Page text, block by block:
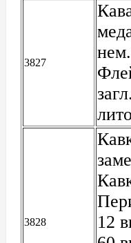
3827
3828
12